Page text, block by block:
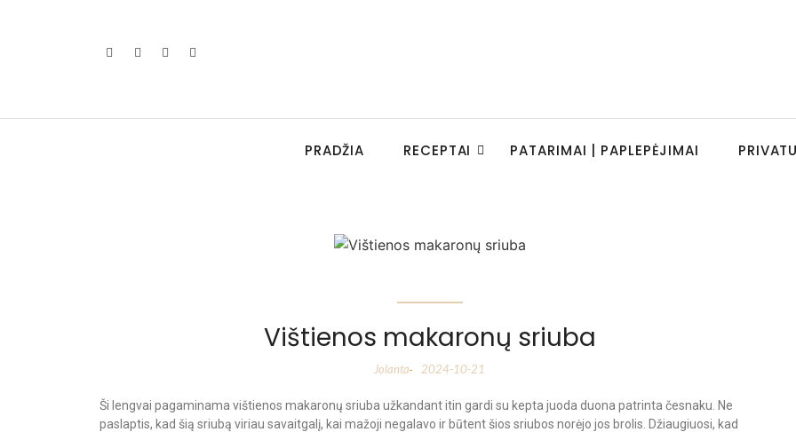
PRADŽIA RECEPTAI PATARIMAI | PAPLEPĖJIMAI
Vištienos makaronų sriuba
Jolanta- 2024-10-21
Ši lengvai pagaminama vištienos makaronų sriuba užkandant itin gardi su kepta juoda duona patrinta česnaku. Ne
paslaptis, kad šią sriubą viriau savaitgalį, kai mažoji negalavo ir būtent šios sriubos norėjo jos brolis. Džiaugiuosi, kad